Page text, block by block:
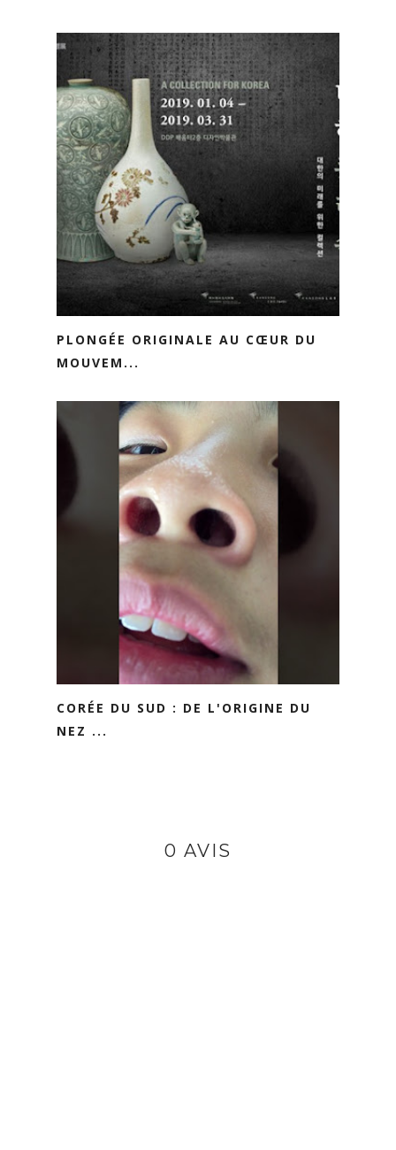
PLONGÉE ORIGINALE AU CŒUR DU
MOUVEM...
CORÉE DU SUD : DE L'ORIGINE DU
NEZ ...
0 AVIS